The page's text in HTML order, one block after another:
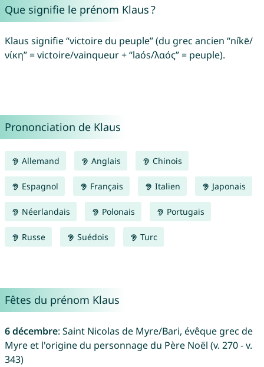
Que signifie le prénom Klaus ?
Klaus signifie “victoire du peuple” (du grec ancien “níkē/
νίκη” = victoire/vainqueur + “laós/λαός” = peuple).
Prononciation de Klaus
Allemand Anglais Chinois
Espagnol Français Italien Japonais
Néerlandais Polonais Portugais
Russe Suédois Turc
Fêtes du prénom Klaus
6 décembre: Saint Nicolas de Myre/Bari, évêque grec de
Myre et l'origine du personnage du Père Noël (v. 270 - v.
343)